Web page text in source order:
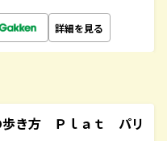
詳細を見る
き方 Ｐｌａｔ パリ